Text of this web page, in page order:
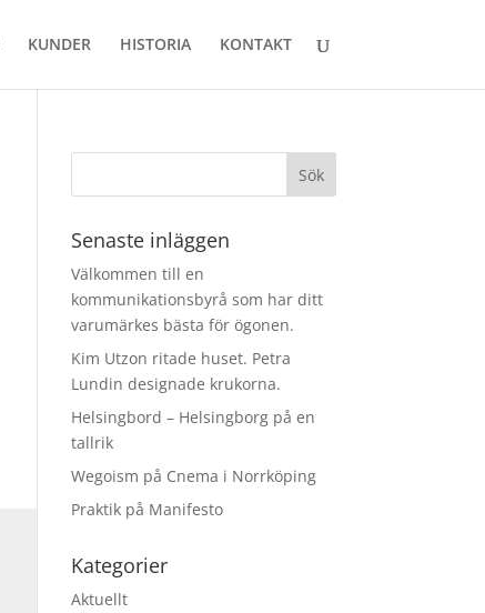
KUNDER HISTORIA KONTAKT
Senaste inläggen
Välkommen till en
kommunikationsbyrå som har ditt
varumärkes bästa för ögonen.
Kim Utzon ritade huset. Petra
Lundin designade krukorna.
Helsingbord – Helsingborg på en
tallrik
Wegoism på Cnema i Norrköping
Praktik på Manifesto
Kategorier
Aktuellt